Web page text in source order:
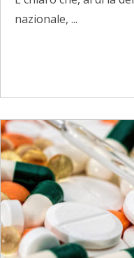
nazionale, ...